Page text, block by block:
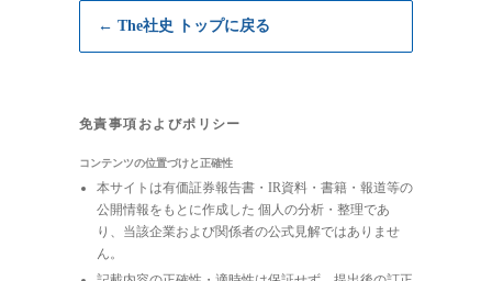
← The社史 トップに戻る
免責事項およびポリシー
コンテンツの位置づけと正確性
本サイトは有価証券報告書・IR資料・書籍・報道等の
公開情報をもとに作成した 個人の分析・整理であ
り、当該企業および関係者の公式見解ではありませ
ん。